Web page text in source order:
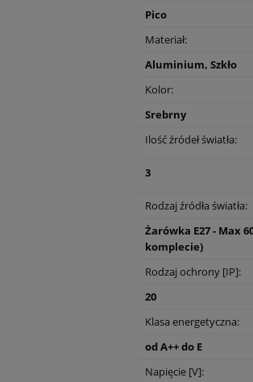
Pico
Materiał:
Aluminium, Szkło
Kolor:
Srebrny
Ilość źródeł światła:
3
Rodzaj źródła światła:
Żarówka E27 - Max
komplecie)
Rodzaj ochrony [IP]:
20
Klasa energetyczna:
od A++ do E
Napięcie [V]: